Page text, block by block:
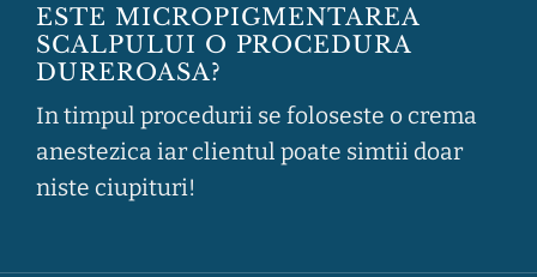
ESTE MICROPIGMENTAREA
SCALPULUI O PROCEDURA
DUREROASA?
In timpul procedurii se foloseste o crema
anestezica iar clientul poate simtii doar
niste ciupituri!